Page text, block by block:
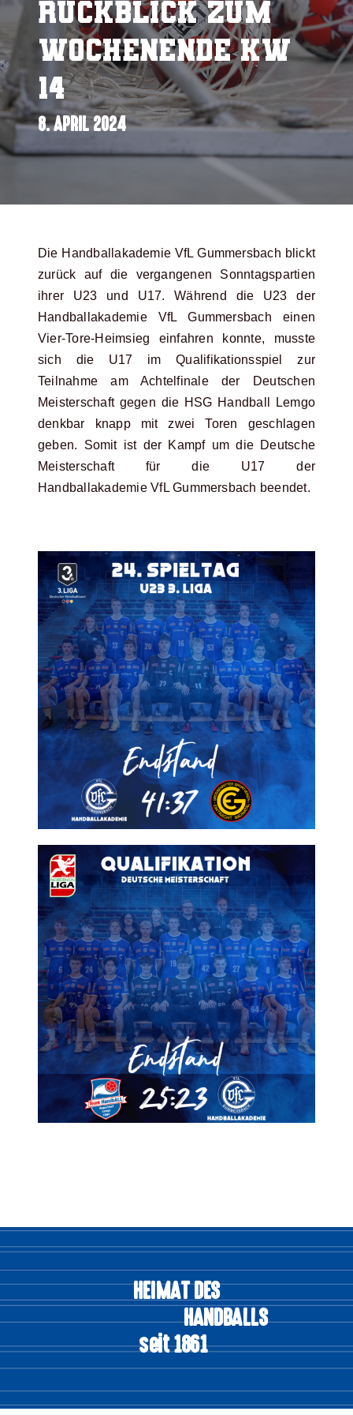
Rückblick zum
Wochenende KW
14
8. APRIL 2024
Die Handballakademie VfL Gummersbach blickt
zurück auf die vergangenen Sonntagspartien
ihrer U23 und U17. Während die U23 der
Handballakademie VfL Gummersbach einen
Vier-Tore-Heimsieg einfahren konnte, musste
sich die U17 im Qualifikationsspiel zur
Teilnahme am Achtelfinale der Deutschen
Meisterschaft gegen die HSG Handball Lemgo
denkbar knapp mit zwei Toren geschlagen
geben. Somit ist der Kampf um die Deutsche
Meisterschaft für die U17 der
Handballakademie VfL Gummersbach beendet.
HEIMAT DES
HANDBALLS
seit 1861